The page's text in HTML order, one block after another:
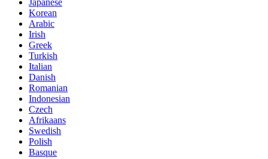
Japanese
Korean
Arabic
Irish
Greek
Turkish
Italian
Danish
Romanian
Indonesian
Czech
Afrikaans
Swedish
Polish
Basque